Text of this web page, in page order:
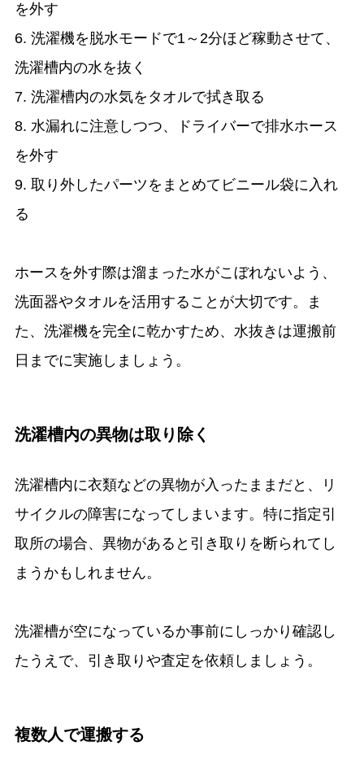
を外す
6. 洗濯機を脱水モードで1～2分ほど稼動させて、
洗濯槽内の水を抜く
7. 洗濯槽内の水気をタオルで拭き取る
8. 水漏れに注意しつつ、ドライバーで排水ホース
を外す
9. 取り外したパーツをまとめてビニール袋に入れ
る
ホースを外す際は溜まった水がこぼれないよう、
洗面器やタオルを活用することが大切です。ま
た、洗濯機を完全に乾かすため、水抜きは運搬前
日までに実施しましょう。
洗濯槽内の異物は取り除く
洗濯槽内に衣類などの異物が入ったままだと、リ
サイクルの障害になってしまいます。特に指定引
取所の場合、異物があると引き取りを断られてし
まうかもしれません。
洗濯槽が空になっているか事前にしっかり確認し
たうえで、引き取りや査定を依頼しましょう。
複数人で運搬する